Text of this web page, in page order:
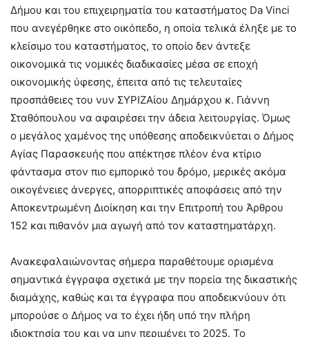
Δήμου και του επιχειρηματία του καταστήματος Da Vinci
που ανεγέρθηκε στο οικόπεδο, η οποία τελικά έληξε με το
κλείσιμο του καταστήματος, το οποίο δεν άντεξε
οικονομικά τις νομικές διαδικασίες μέσα σε εποχή
οικονομικής ύφεσης, έπειτα από τις τελευταίες
προσπάθειες του νυν ΣΥΡΙΖΑίου Δημάρχου κ. Γιάννη
Σταθόπουλου να αφαιρέσει την άδεια λειτουργίας. Όμως
ο μεγάλος χαμένος της υπόθεσης αποδεικνύεται ο Δήμος
Αγίας Παρασκευής που απέκτησε πλέον ένα κτίριο
φάντασμα στον πιο εμπορικό του δρόμο, μερικές ακόμα
οικογένειες άνεργες, απορριπτικές αποφάσεις από την
Αποκεντρωμένη Διοίκηση και την Επιτροπή του Άρθρου
152 και πιθανόν μια αγωγή από τον καταστηματάρχη.
Ανακεφαλαιώνοντας σήμερα παραθέτουμε ορισμένα
σημαντικά έγγραφα σχετικά με την πορεία της δικαστικής
διαμάχης, καθώς και τα έγγραφα που αποδεικνύουν ότι
μπορούσε ο Δήμος να το έχει ήδη υπό την πλήρη
ιδιοκτησία του και να μην περιμένει το 2025. Το